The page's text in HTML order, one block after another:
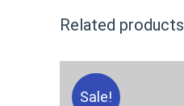
Related products
Sale!